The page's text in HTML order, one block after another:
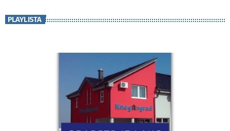
PLAYLISTA